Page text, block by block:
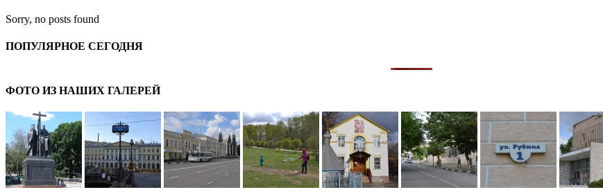
Sorry, no posts found
ПОПУЛЯРНОЕ СЕГОДНЯ
ФОТО ИЗ НАШИХ ГАЛЕРЕЙ